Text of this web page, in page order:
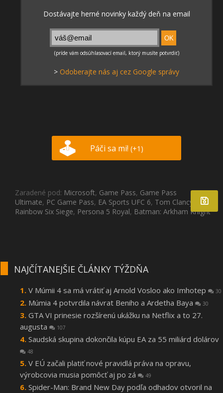
> Odoberajte nás aj cez Google správy
Páči sa mi! (+1)
Zaradené pod: Microsoft, Game Pass, Game Pass
Ultimate, PC Game Pass, EA Sports UFC 6, Tom Clancy’s
Rainbow Six Siege, Persona 5 Royal, Batman: Arkham Knight
NAJČÍTANEJŠIE ČLÁNKY TÝŽDŇA
V Múmii 4 sa má vrátiť aj Arnold Vosloo ako Imhotep 30
Múmia 4 potvrdila návrat Beniho a Ardetha Baya 30
GTA VI prinesie rozšírenú ukážku na Netflix a to 27.
augusta
107
Saudská skupina dokončila kúpu EA za 55 miliárd dolárov
48
V EÚ začali platiť nové pravidlá práva na opravu,
výrobcovia musia pomôcť aj po zá
49
Spider-Man: Brand New Day podľa odhadov otvoril na